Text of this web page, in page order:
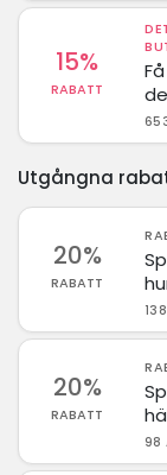
15%
RABATT
Utgångna
20%
RABATT
20%
RABATT
98